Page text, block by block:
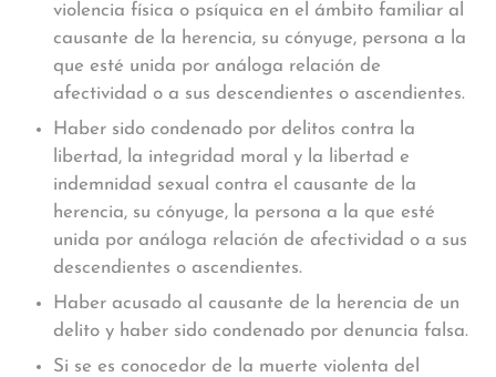
violencia física o psíquica en el ámbito familiar al
causante de la herencia, su cónyuge, persona a la
que esté unida por análoga relación de
afectividad o a sus descendientes o ascendientes.
Haber sido condenado por delitos contra la
libertad, la integridad moral y la libertad e
indemnidad sexual contra el causante de la
herencia, su cónyuge, la persona a la que esté
unida por análoga relación de afectividad o a sus
descendientes o ascendientes.
Haber acusado al causante de la herencia de un
delito y haber sido condenado por denuncia falsa.
Si se es conocedor de la muerte violenta del